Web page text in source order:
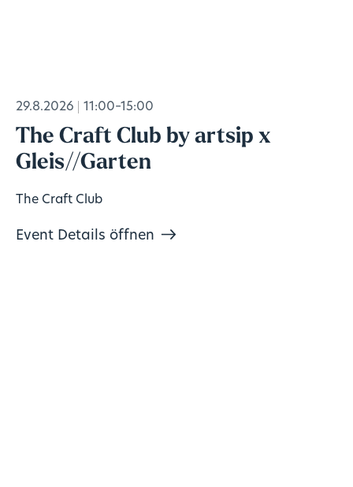
29.8.2026 11:00–15:00
The Craft Club by artsip x
Gleis//Garten
The Craft Club
Event Details öffnen